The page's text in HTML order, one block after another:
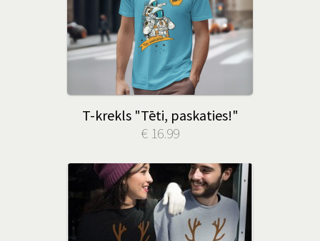
T-krekls "Tēti, paskaties!"
€ 16.99